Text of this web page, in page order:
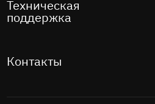
Техническая
поддержка
Контакты